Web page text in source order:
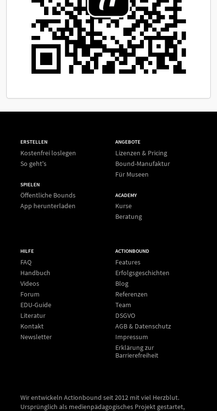
ERSTELLEN
Kostenfrei loslegen
So geht's
SPIELEN
Öffentliche Bounds
App herunterladen
ANGEBOTE
Lizenzen & Pricing
Bound-Manufaktur
Für Museen
ACADEMY
Kurse
Beratung
HILFE
FAQ
Handbuch
Videos
Forum
EDU-Guide
Literatur
Kontakt
Newsletter
ACTIONBOUND
Features
Erfolgsgeschichten
Blog
Referenzen
Team
DSGVO
AGB & Datenschutz
Impressum
Erklärung zur
Barrierefreiheit
Wir entwickeln Actionbound seit 2012 mit viel Herzblut.
Ursprünglich als medienpädagogisches Projekt gestartet,